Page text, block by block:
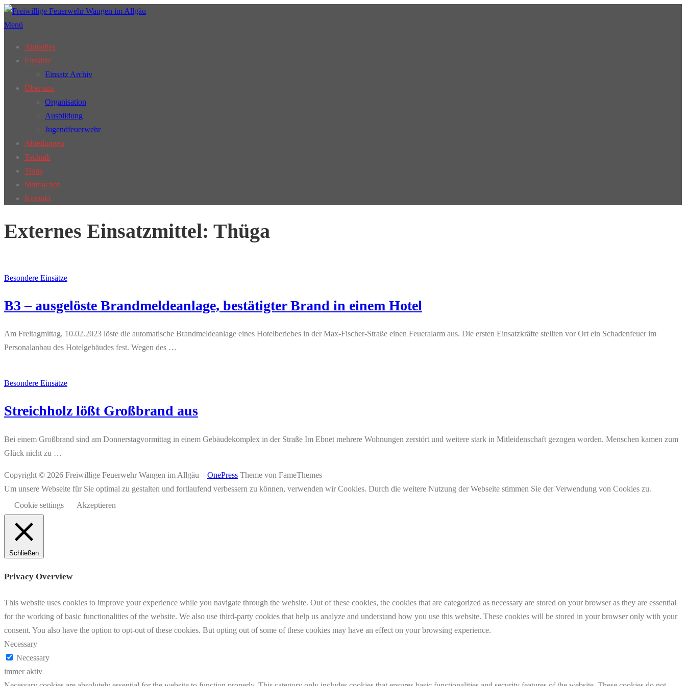
Zum
Inhalt
Menü
Aktuelles
Einsätze
Einsatz Archiv
Über uns
Organisation
Ausbildung
Jugendfeuerwehr
Abteilungen
Technik
Tipps
Mitmachen
Kontakt
Externes Einsatzmittel: Thüga
Besondere Einsätze
B3 – ausgelöste Brandmeldeanlage, bestätigter Brand in einem Hotel
Am Freitagmittag, 10.02.2023 löste die automatische Brandmeldeanlage eines Hotelberiebes in der Max-Fischer-Straße einen Feueralarm aus. Die ersten Einsatzkräfte stellten vor Ort ein Schadenfeuer im
Personalanbau des Hotelgebäudes fest. Wegen des …
Besondere Einsätze
Streichholz lößt Großbrand aus
Bei einem Großbrand sind am Donnerstagvormittag in einem Gebäudekomplex in der Straße Im Ebnet mehrere Wohnungen zerstört und weitere stark in Mitleidenschaft gezogen worden. Menschen kamen zum
Glück nicht zu …
Copyright © 2026 Freiwillige Feuerwehr Wangen im Allgäu – OnePress Theme von FameThemes
Um unsere Webseite für Sie optimal zu gestalten und fortlaufend verbessern zu können, verwenden wir Cookies. Durch die weitere Nutzung der Webseite stimmen Sie der Verwendung von Cookies zu.
Cookie settings
Akzeptieren
Schließen
Privacy Overview
This website uses cookies to improve your experience while you navigate through the website. Out of these cookies, the cookies that are categorized as necessary are stored on your browser as they are essential
for the working of basic functionalities of the website. We also use third-party cookies that help us analyze and understand how you use this website. These cookies will be stored in your browser only with your
consent. You also have the option to opt-out of these cookies. But opting out of some of these cookies may have an effect on your browsing experience.
Necessary
Necessary
immer aktiv